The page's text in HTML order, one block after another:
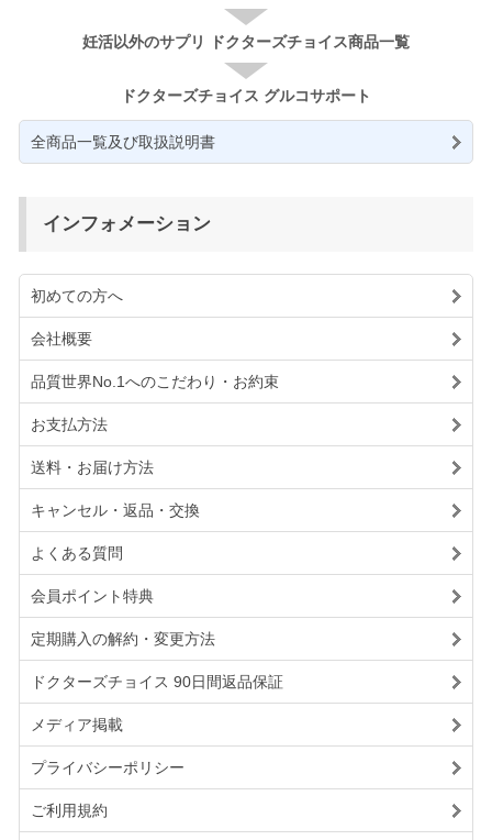
妊活以外のサプリ ドクターズチョイス商品一覧
ドクターズチョイス グルコサポート
全商品一覧及び取扱説明書
インフォメーション
初めての方へ
会社概要
品質世界No.1へのこだわり・お約束
お支払方法
送料・お届け方法
キャンセル・返品・交換
よくある質問
会員ポイント特典
定期購入の解約・変更方法
ドクターズチョイス 90日間返品保証
メディア掲載
プライバシーポリシー
ご利用規約